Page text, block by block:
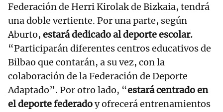
Federación de Herri Kirolak de Bizkaia, tendrá
una doble vertiente. Por una parte, según
Aburto, estará dedicado al deporte escolar.
“Participarán diferentes centros educativos de
Bilbao que contarán, a su vez, con la
colaboración de la Federación de Deporte
Adaptado”. Por otro lado, “estará centrado en
el deporte federadoy ofrecerá entrenamientos